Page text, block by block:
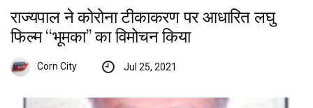
राज्यपाल ने कोरोना टीकाकरण पर आधारित लघु
फिल्म ‘‘भूमका’’ का विमोचन किया
Corn City Jul 25, 2021